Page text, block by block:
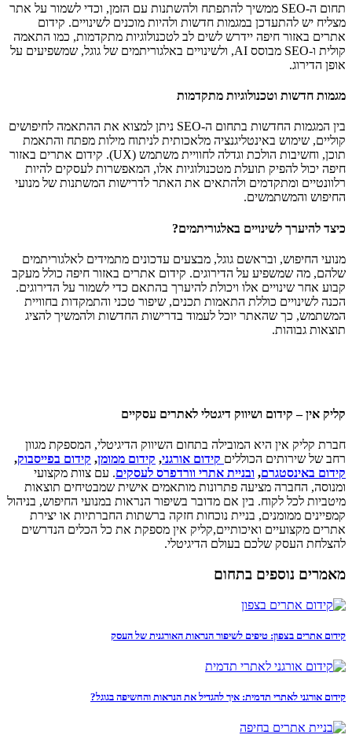
תחום ה-SEO ממשיך להתפתח ולהשתנות עם הזמן, וכדי לשמור על אתר
מצליח יש להתעדכן במגמות חדשות ולהיות מוכנים לשינויים. קידום
אתרים באזור חיפה יידרש לשים לב לטכנולוגיות מתקדמות, כמו התאמה
קולית ו-SEO מבוסס AI, ולשינויים באלגוריתמים של גוגל, שמשפיעים על
אופן הדירוג.
מגמות חדשות וטכנולוגיות מתקדמות
בין המגמות החדשות בתחום ה-SEO ניתן למצוא את ההתאמה לחיפושים
קוליים, שימוש באינטליגנציה מלאכותית לניתוח מילות מפתח והתאמת
תוכן, וחשיבות הולכת וגדלה לחוויית משתמש (UX). קידום אתרים באזור
חיפה יכול להפיק תועלת מטכנולוגיות אלו, המאפשרות לעסקים להיות
רלוונטיים ומתקדמים ולהתאים את האתר לדרישות המשתנות של מנועי
החיפוש והמשתמשים.
כיצד להיערך לשינויים באלגוריתמים?
מנועי החיפוש, ובראשם גוגל, מבצעים עדכונים מתמידים לאלגוריתמים
שלהם, מה שמשפיע על הדירוגים. קידום אתרים באזור חיפה כולל מעקב
קבוע אחר שינויים אלו ויכולת להיערך בהתאם כדי לשמור על הדירוגים.
הכנה לשינויים כוללת התאמות תכנים, שיפור טכני והתמקדות בחוויית
המשתמש, כך שהאתר יוכל לעמוד בדרישות החדשות ולהמשיך להציג
תוצאות גבוהות.
קליק אין – קידום ושיווק דיגטלי לאתרים עסקיים
חברת קליק אין היא המובילה בתחום השיווק הדיגיטלי, המספקת מגוון
רחב של שירותים הכוללים קידום אורגני, קידום ממומן, קידום בפייסבוק,
קידום באינסטגרם, ובניית אתרי וורדפרס לעסקים. עם צוות מקצועי
ומנוסה, החברה מציעה פתרונות מותאמים אישית שמבטיחים תוצאות
מיטביות לכל לקוח. בין אם מדובר בשיפור הנראות במנועי החיפוש, בניהול
קמפיינים ממומנים, בניית נוכחות חזקה ברשתות החברתיות או יצירת
אתרים מקצועיים ואיכותיים,קליק אין מספקת את כל הכלים הנדרשים
להצלחת העסק שלכם בעולם הדיגיטלי.
מאמרים נוספים בתחום
קידום אתרים בצפון: טיפים לשיפור הנראות האורגנית של העסק
קידום אורגני לאתרי תדמית: איך להגדיל את הנראות והחשיפה בגוגל?